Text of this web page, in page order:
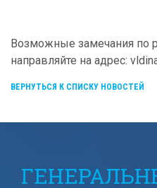
Возможные замечания по
направляйте на адрес:
ВЕРНУТЬСЯ К СПИСКУ НОВОСТЕЙ